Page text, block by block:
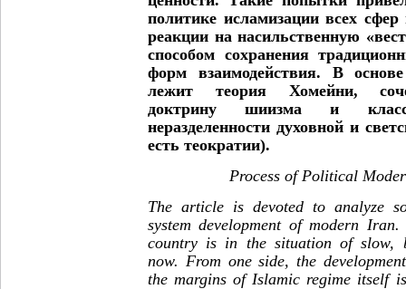
политике исламизации всех
реакции на насильственную
способом сохранения
форм взаимодействия. В
лежит теория Хомейни,
доктрину шиизма и
неразделенности духовной и
есть теократии).
Process of Political
The article is devoted to analyze
system development of modern
country is in the situation of slow,
now. From one side, the
the margins of Islamic regime itself